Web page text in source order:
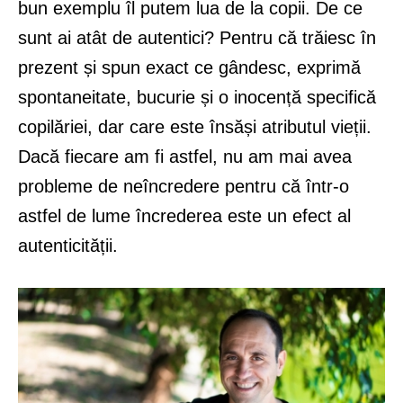
bun exemplu îl putem lua de la copii. De ce
sunt ai atât de autentici? Pentru că trăiesc în
prezent și spun exact ce gândesc, exprimă
spontaneitate, bucurie și o inocență specifică
copilăriei, dar care este însăși atributul vieții.
Dacă fiecare am fi astfel, nu am mai avea
probleme de neîncredere pentru că într-o
astfel de lume încrederea este un efect al
autenticității.